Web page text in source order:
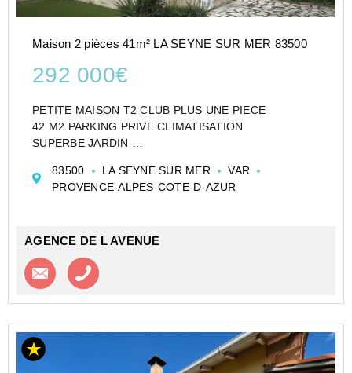
Maison 2 pièces 41m² LA SEYNE SUR MER 83500
292 000€
PETITE MAISON T2 CLUB PLUS UNE PIECE
42 M2 PARKING PRIVE CLIMATISATION
SUPERBE JARDIN
83500
LA SEYNE SUR MER
VAR
PROVENCE-ALPES-COTE-D-AZUR
AGENCE DE L AVENUE
Contacter l'agence